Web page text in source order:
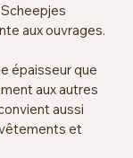
aux ouvrages.
épaisseur que
aux autres
aussi
et